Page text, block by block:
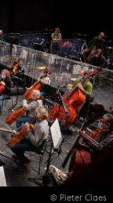
© Pieter Claes